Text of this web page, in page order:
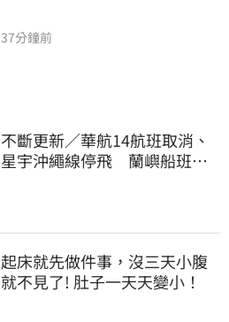
37分鐘前
不斷更新／華航14航班取消、
星宇沖繩線停飛 蘭嶼船班停3
起床就先做件事，沒三天小腹
就不見了! 肚子一天天變小！